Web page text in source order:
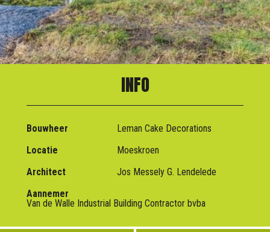
INFO
Bouwheer
Leman Cake Decorations
Locatie
Moeskroen
Architect
Jos Messely G. Lendelede
Aannemer
Van de Walle Industrial Building Contractor bvba